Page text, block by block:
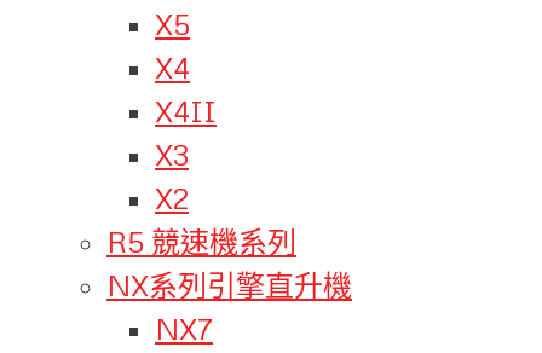
X5
X4
X4II
X3
X2
R5 競速機系列
NX系列引擎直升機
NX7